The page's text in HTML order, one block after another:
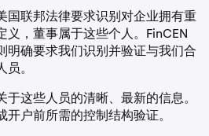
国联邦法律要求识别对企业拥有重
义，董事属于这些个人。FinCEN
明确要求我们识别并验证与我们合
。
这些人员的清晰、最新的信息。
户前所需的控制结构验证。